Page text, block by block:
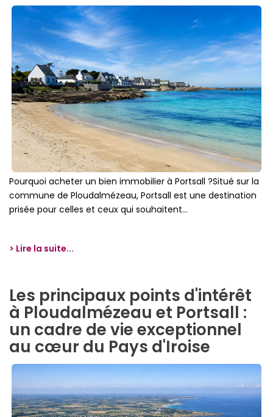
Pourquoi acheter un bien immobilier à Portsall ?Situé sur la
commune de Ploudalmézeau, Portsall est une destination
prisée pour celles et ceux qui souhaitent...
> Lire la suite...
Les principaux points d'intérêt
à Ploudalmézeau et Portsall :
un cadre de vie exceptionnel
au cœur du Pays d'Iroise